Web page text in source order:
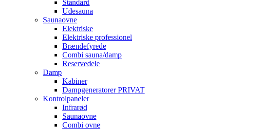
Standard
Udesauna
Saunaovne
Elektriske
Elektriske professionel
Brændefyrede
Combi sauna/damp
Reservedele
Damp
Kabiner
Dampgeneratorer PRIVAT
Kontrolpaneler
Infrarød
Saunaovne
Combi ovne